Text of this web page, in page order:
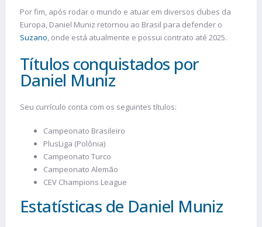
Por fim, após rodar o mundo e atuar em diversos clubes da
Europa, Daniel Muniz retornou ao Brasil para defender o
Suzano, onde está atualmente e possui contrato até 2025.
Títulos conquistados por
Daniel Muniz
Seu currículo conta com os seguintes títulos:
Campeonato Brasileiro
PlusLiga (Polônia)
Campeonato Turco
Campeonato Alemão
CEV Champions League
Estatísticas de Daniel Muniz